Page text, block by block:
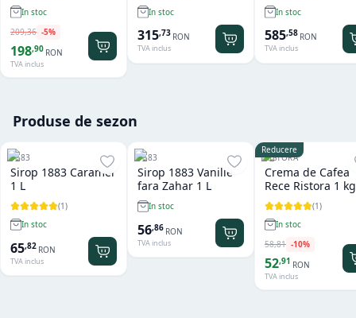
In stoc
209,36 -5%
198,90 RON
TVA inclus
In stoc
315,73 RON
TVA inclus
In stoc
585,58 RON
TVA inclus
Produse de sezon
1883
Sirop 1883 Caramel
1 L
(1)
In stoc
65,82 RON
TVA inclus
1883
Sirop 1883 Vanilie
fara Zahar 1 L
In stoc
56,86 RON
TVA inclus
Reducere
RISTORA
Crema de Cafea
Rece Ristora 1 kg
(1)
In stoc
58,81 -10%
52,91 RON
TVA inclus